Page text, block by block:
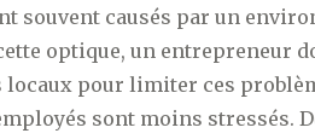
souvent causés par un
optique, un entrepreneur
locaux pour limiter ces
sont moins stressés.